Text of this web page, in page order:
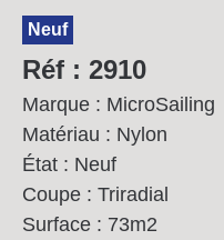
Neuf
Réf : 2910
Marque : MicroSailing
Matériau : Nylon
État : Neuf
Coupe : Triradial
Surface : 73m2